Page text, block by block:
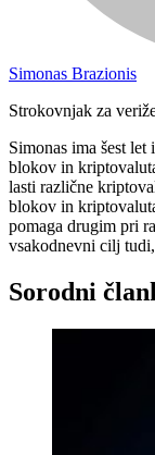
Simonas Brazionis
Strokovnjak za
Simonas ima šest
blokov in
lasti različne
blokov in
pomaga drugim pri
vsakodnevni cilj
Sorodni